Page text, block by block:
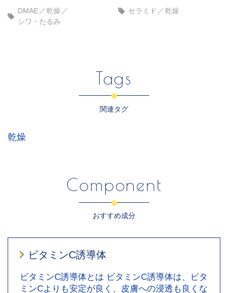
DMAE
乾燥
シワ・たるみ
セラミド 乾燥
Tags
関連タグ
乾燥
Component
おすすめ成分
ビタミンC誘導体
ビタミンC誘導体とは ビタミンC誘導体は、ビタ
ミンCよりも安定が良く、皮膚への浸透も良くな